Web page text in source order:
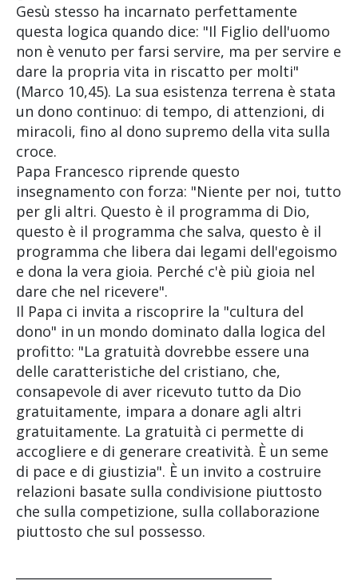
Gesù stesso ha incarnato perfettamente
questa logica quando dice: "Il Figlio dell'uomo
non è venuto per farsi servire, ma per servire e
dare la propria vita in riscatto per molti"
(Marco 10,45). La sua esistenza terrena è stata
un dono continuo: di tempo, di attenzioni, di
miracoli, fino al dono supremo della vita sulla
croce.
Papa Francesco riprende questo
insegnamento con forza: "Niente per noi, tutto
per gli altri. Questo è il programma di Dio,
questo è il programma che salva, questo è il
programma che libera dai legami dell'egoismo
e dona la vera gioia. Perché c'è più gioia nel
dare che nel ricevere".
Il Papa ci invita a riscoprire la "cultura del
dono" in un mondo dominato dalla logica del
profitto: "La gratuità dovrebbe essere una
delle caratteristiche del cristiano, che,
consapevole di aver ricevuto tutto da Dio
gratuitamente, impara a donare agli altri
gratuitamente. La gratuità ci permette di
accogliere e di generare creatività. È un seme
di pace e di giustizia". È un invito a costruire
relazioni basate sulla condivisione piuttosto
che sulla competizione, sulla collaborazione
piuttosto che sul possesso.